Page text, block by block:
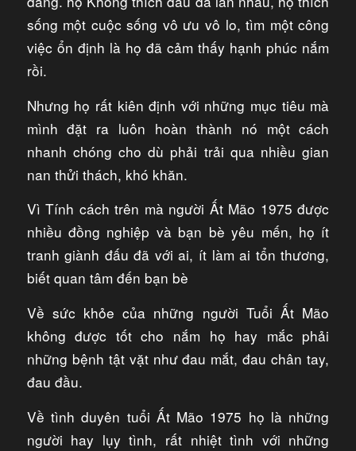
sống một cuộc sống vô ưu vô lo, tìm một công
việc ổn định là họ đã cảm thấy hạnh phúc nắm
rồi.
Nhưng họ rất kiên định với những mục tiêu mà
mình đặt ra luôn hoàn thành nó một cách
nhanh chóng cho dù phải trải qua nhiều gian
nan thửi thách, khó khăn.
Vì Tính cách trên mà người Ất Mão 1975 được
nhiều đồng nghiệp và bạn bè yêu mến, họ ít
tranh giành đấu đã với ai, ít làm ai tổn thương,
biết quan tâm đến bạn bè
Về sức khỏe của những người Tuổi Ất Mão
không được tốt cho nắm họ hay mắc phải
những bệnh tật vặt như đau mắt, đau chân tay,
đau đầu.
Về tình duyên tuổi Ất Mão 1975 họ là những
người hay lụy tình, rất nhiệt tình với những